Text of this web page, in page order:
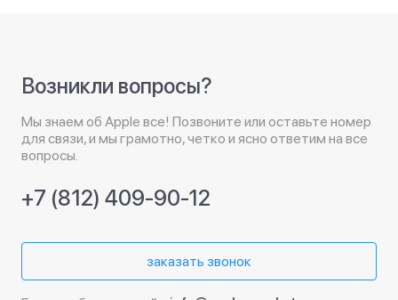
Возникли вопросы?
Мы знаем об Apple все! Позвоните или оставьте номер
для связи, и мы грамотно, четко и ясно ответим на все
вопросы.
+7 (812) 409-90-12
заказать звонок